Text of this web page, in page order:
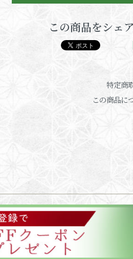
この商品をシェ
特定商
この商品に